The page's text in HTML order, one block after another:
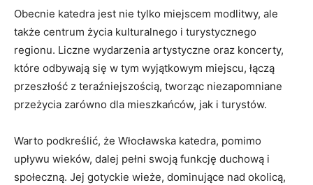
Obecnie katedra jest nie tylko miejscem​ modlitwy, ale
także ​centrum ‍życia kulturalnego i ​turystycznego
regionu. Liczne wydarzenia artystyczne oraz koncerty,⁤
które odbywają się⁤ w‍ tym wyjątkowym miejscu, łączą
przeszłość z teraźniejszością, tworząc niezapomniane
przeżycia zarówno‍ dla ⁤mieszkańców, jak i turystów.
Warto podkreślić, ⁢że Włocławska katedra,​ pomimo‌
upływu wieków, dalej pełni‌ swoją funkcję duchową i
społeczną. Jej gotyckie ⁣wieże, dominujące nad okolicą,